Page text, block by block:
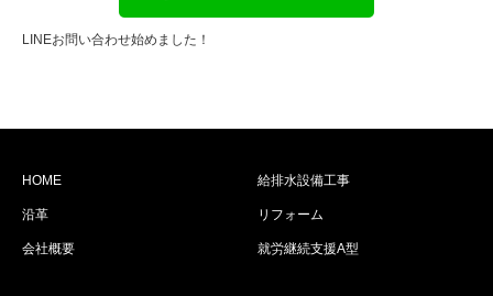
LINEお問い合わせ始めました！
HOME
沿革
会社概要
給排水設備工事
リフォーム
就労継続支援A型